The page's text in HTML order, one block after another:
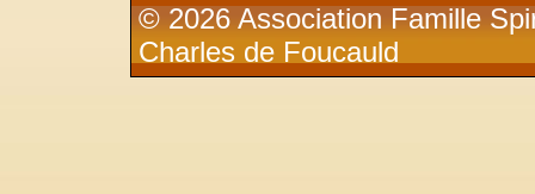
© 2026 Association Famille
Charles de Foucauld